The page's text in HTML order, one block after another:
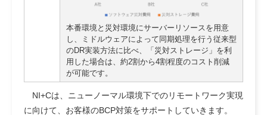
本番環境と災対環境にサーバーリソースを用意
し、ミドルウェアによって同期処理を行う従来型
のDR実装方法に比べ、「災対ストレージ」を利
用した場合は、約2割から4割程度のコスト削減
が可能です。
NI+Cは、ニューノーマル環境下でのリモートワーク実現
に向けて、お客様のBCP対策をサポートしていきます。